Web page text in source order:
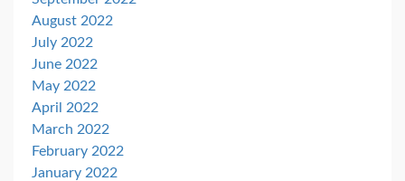
August 2022
July 2022
June 2022
May 2022
April 2022
March 2022
February 2022
January 2022